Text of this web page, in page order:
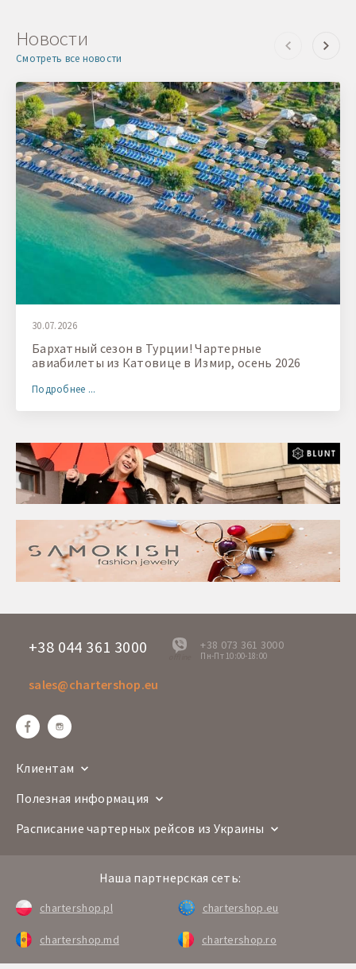
Новости
Смотреть все новости
30.07.2026
Бархатный сезон в Турции! Чартерные
авиабилеты из Катовице в Измир, осень 2026
Подробнее ...
+38 044 361 3000
offline
+38 073 361 3000
Пн-Пт 10:00-18:00
sales@chartershop.eu
Клиентам
Полезная информация
Расписание чартерных рейсов из Украины
Наша партнерская сеть:
chartershop.pl chartershop.eu
chartershop.md chartershop.ro